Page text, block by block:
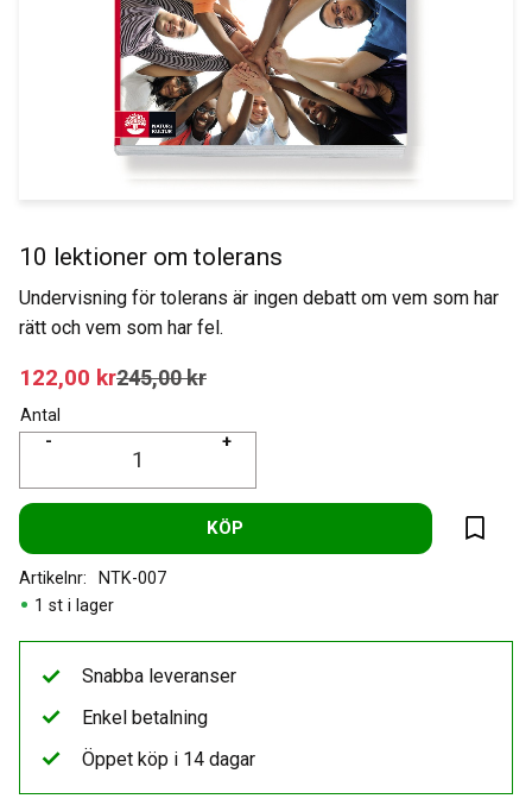
10 lektioner om tolerans
Undervisning för tolerans är ingen debatt om vem som har
rätt och vem som har fel.
Nedsatt pris:
122,00 krOrdinarie pris:
245,00kr
Antal
+
-
KÖP
Lägg
1 st i lager
Artikelnr NTK-007
Snabba leveranser
Enkel betalning
Öppet köp i 14 dagar